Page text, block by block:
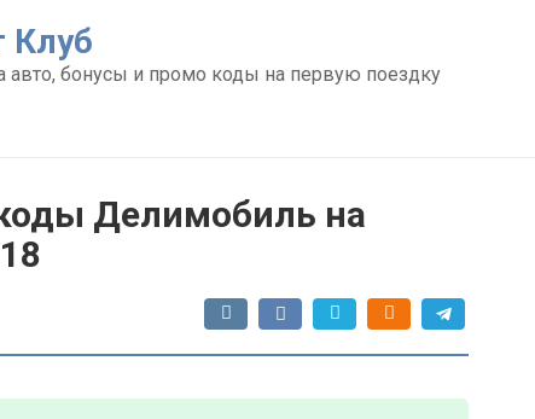
Клуб
авто, бонусы и промо коды на первую поездку
Делимобиль на